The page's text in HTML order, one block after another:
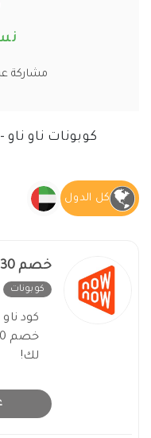
مشاركة
كوبونات ناو ناو - Now Now غير فعالة حاليا
كل الدول
خصم 30%
كوبونات
كود
لك!